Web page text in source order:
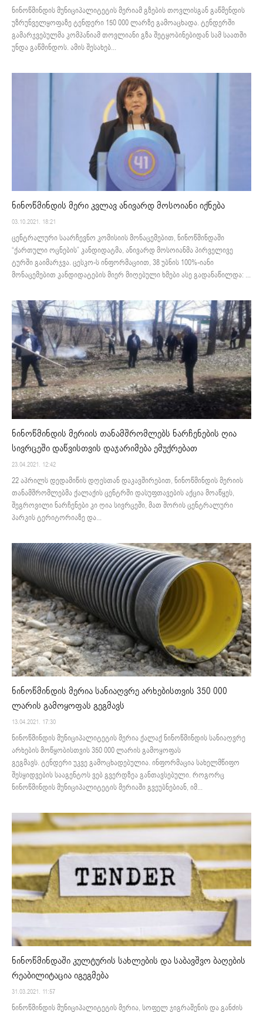
ნინოწმინდის მუნიციპალიტეტის მერიამ გზების თოვლისგან გაწმენდის
უზრუნველყოფაზე ტენდერი 150 000 ლარზე გამოაცხადა. ტენდერში
გამარჯვებულმა კომპანიამ თოვლიანი გზა შეტყობინებიდან სამ საათში
უნდა გაწმინდოს. ამის შესახებ...
ნინოწმინდის მერი კვლავ ანივარდ მოსოიანი იქნება
03.10.2021. 18:21
ცენტრალური საარჩევნო კომისიის მონაცემებით, ნინოწმინდაში
“ქართული ოცნების” კანდიდატმა, ანივარდ მოსოიანმა პირველივე
ტურში გაიმარჯვა. ცესკო-ს ინფორმაციით, 38 უბნის 100%-იანი
მონაცემებით კანდიდატების მიერ მიღებული ხმები ასე გადანაწილდა: ...
ნინოწმინდის მერიის თანამშრომლებს ნარჩენების ღია
სივრცეში დაწვისთვის დაჯარიმება ემუქრებათ
23.04.2021. 12:42
22 აპრილს დედამიწის დღესთან დაკავშირებით, ნინოწმინდის მერიის
თანამშრომლებმა ქალაქის ცენტრში დასუფთავების აქცია მოაწყეს,
შეგროვილი ნარჩენები კი ღია სივრცეში, მათ შორის ცენტრალური
პარკის ტერიტორიაზე და...
ნინოწმინდის მერია სანიაღვრე არხებისთვის 350 000
ლარის გამოყოფას გეგმავს ​
13.04.2021. 17:30
ნინოწმინდის მუნიციპალიტეტის მერია ქალაქ ნინოწმინდის სანიაღვრე
არხების მოწყობისთვის 350 000 ლარის გამოყოფას
გეგმავს. ტენდერი უკვე გამოცხადებულია. ინფორმაცია სახელმწიფო
შესყიდვების სააგენტოს ვებ გვერდზეა განთავსებული. როგორც
ნინოწმინდის მუნიციპალიტეტის მერიაში გვეუბნებიან, იმ...
ნინოწმინდაში კულტურის სახლების და საბავშვო ბაღების
რეაბილიტაცია იგეგმება
31.03.2021. 11:57
ნინოწმინდის მუნიციპალიტეტის მერია, სოფელ ჯიგრაშენის და განძის